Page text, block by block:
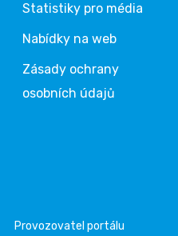
Statistiky pro média
Nabídky na web
Zásady ochrany
osobních údajů
Provozovatel portálu